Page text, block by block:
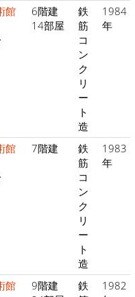
館
6階建
14部屋
鉄
筋
コ
ン
ク
リ
ー
ト
造
1984
年
館
7階建
鉄
筋
コ
ン
ク
リ
ー
ト
造
1983
年
館
9階建
鉄
1982